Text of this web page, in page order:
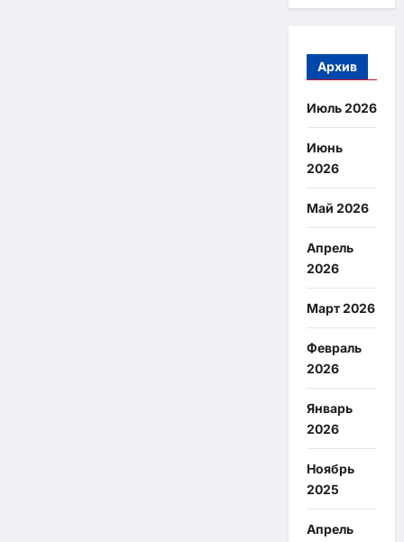
Архив
Июль 2026
Июнь
2026
Май 2026
Апрель
2026
Март 2026
Февраль
2026
Январь
2026
Ноябрь
2025
Апрель